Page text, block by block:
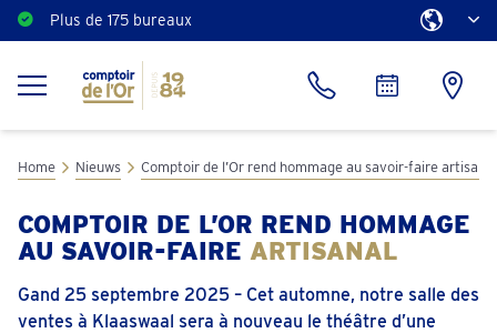
Plus de 175 bureaux
Home Nieuws Comptoir de l’Or rend hommage au savoir-faire artisanal
COMPTOIR DE L’OR REND HOMMAGE
AU SAVOIR-FAIRE ARTISANAL
Gand 25 septembre 2025 – Cet automne, notre salle des
ventes à Klaaswaal sera à nouveau le théâtre d’une